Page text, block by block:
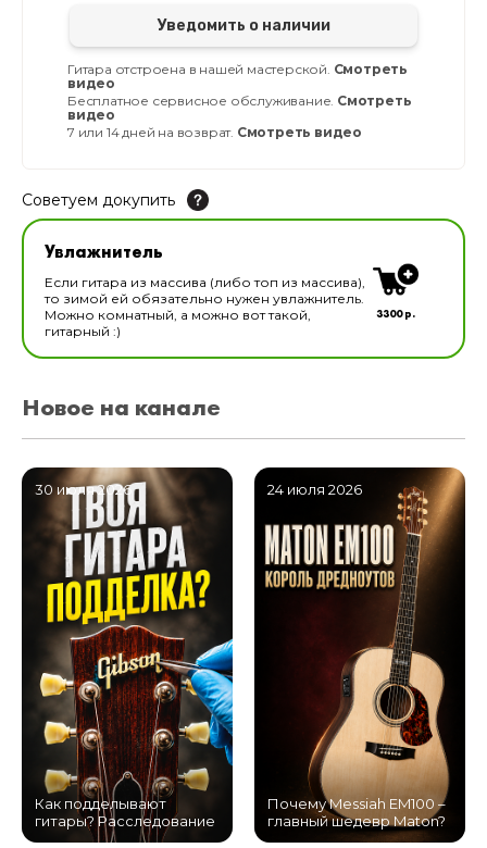
Уведомить о наличии
Гитара отстроена в нашей мастерской. Смотреть
видео
Бесплатное сервисное обслуживание. Смотреть
видео
7 или 14 дней на возврат. Смотреть видео
Советуем докупить
Увлажнитель для музыкальных инструментов
В наличии
Увлажнитель
Если гитара из массива (либо топ из массива),
то зимой ей обязательно нужен увлажнитель.
Можно комнатный, а можно вот такой,
гитарный :)
3300 р.
Новое на канале
30 июля 2026
Как подделывают
гитары? Расследование
24 июля 2026
Почему Messiah EM100 –
главный шедевр Maton?